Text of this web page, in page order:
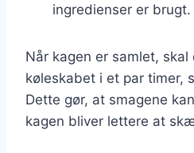
ingredienser er brugt.
Når kagen er samlet, skal
køleskabet i et par timer,
Dette gør, at smagene
kagen bliver lettere at